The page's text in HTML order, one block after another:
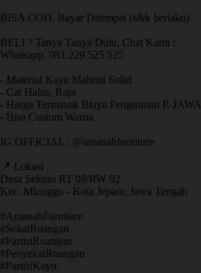
BISA COD, Bayar Ditempat (s&k berlaku)
BELI ? Tanya Tanya Dulu, Chat Kami :
Whatsapp. 081 229 525 525
- Material Kayu Mahoni Solid
- Cat Halus, Rapi
- Harga Termasuk Biaya Pengiriman P. JAWA
- Bisa Custom Warna
IG OFFICIAL : @amanahfurniture
📍 Lokasi :
Desa Sekuro RT 08/RW 02
Kec. Mlonggo - Kota Jepara, Jawa Tengah
​#AmanahFurniture
​#SekatRuangan
​#PartisiRuangan
​#PenyekatRuangan
​#PartisiKayu